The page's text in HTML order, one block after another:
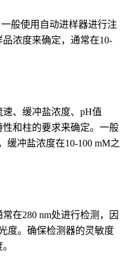
般使用自动进样器进行注
浓度来确定，通常在10-
、缓冲盐浓度、pH值
和柱的要求来确定。一般
缓冲盐浓度在10-100 mM之
在280 nm处进行检测，因
度。确保检测器的灵敏度